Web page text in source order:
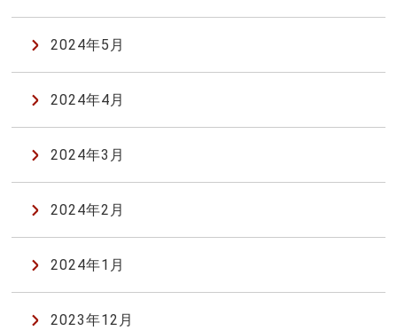
2024年5月
2024年4月
2024年3月
2024年2月
2024年1月
2023年12月